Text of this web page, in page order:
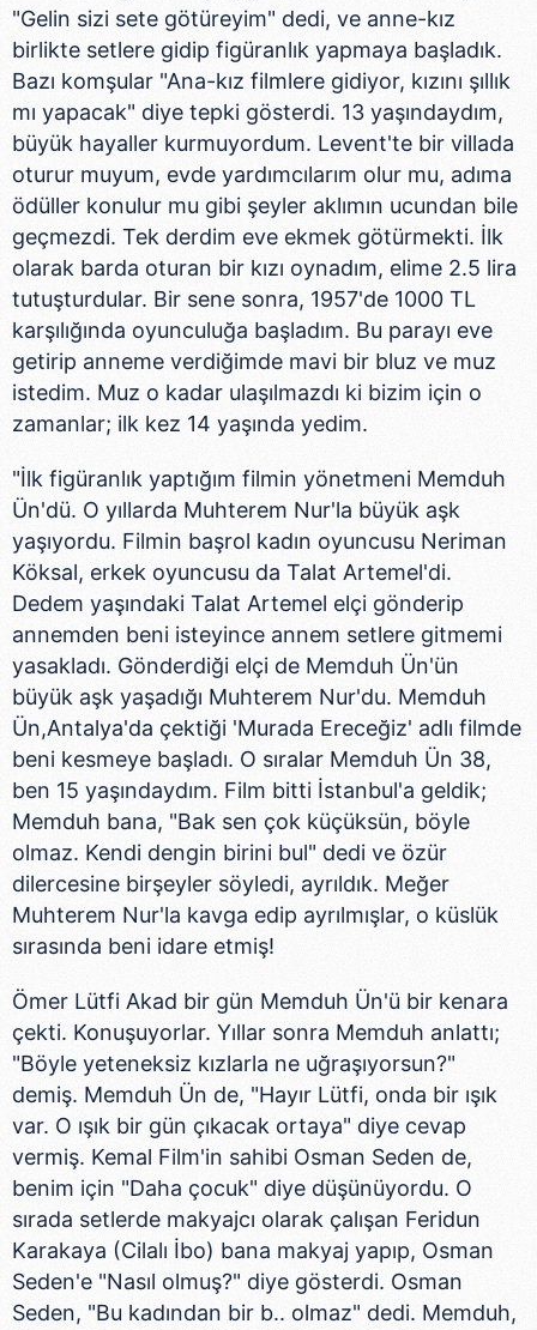
"Gelin sizi sete götüreyim" dedi, ve anne-kız
birlikte setlere gidip figüranlık yapmaya başladık.
Bazı komşular "Ana-kız filmlere gidiyor, kızını şıllık
mı yapacak" diye tepki gösterdi. 13 yaşındaydım,
büyük hayaller kurmuyordum. Levent'te bir villada
oturur muyum, evde yardımcılarım olur mu, adıma
ödüller konulur mu gibi şeyler aklımın ucundan bile
geçmezdi. Tek derdim eve ekmek götürmekti. İlk
olarak barda oturan bir kızı oynadım, elime 2.5 lira
tutuşturdular. Bir sene sonra, 1957'de 1000 TL
karşılığında oyunculuğa başladım. Bu parayı eve
getirip anneme verdiğimde mavi bir bluz ve muz
istedim. Muz o kadar ulaşılmazdı ki bizim için o
zamanlar; ilk kez 14 yaşında yedim.
"İlk figüranlık yaptığım filmin yönetmeni Memduh
Ün'dü. O yıllarda Muhterem Nur'la büyük aşk
yaşıyordu. Filmin başrol kadın oyuncusu Neriman
Köksal, erkek oyuncusu da Talat Artemel'di.
Dedem yaşındaki Talat Artemel elçi gönderip
annemden beni isteyince annem setlere gitmemi
yasakladı. Gönderdiği elçi de Memduh Ün'ün
büyük aşk yaşadığı Muhterem Nur'du. Memduh
Ün,Antalya'da çektiği 'Murada Ereceğiz' adlı filmde
beni kesmeye başladı. O sıralar Memduh Ün 38,
ben 15 yaşındaydım. Film bitti İstanbul'a geldik;
Memduh bana, "Bak sen çok küçüksün, böyle
olmaz. Kendi dengin birini bul" dedi ve özür
dilercesine birşeyler söyledi, ayrıldık. Meğer
Muhterem Nur'la kavga edip ayrılmışlar, o küslük
sırasında beni idare etmiş!
Ömer Lütfi Akad bir gün Memduh Ün'ü bir kenara
çekti. Konuşuyorlar. Yıllar sonra Memduh anlattı;
"Böyle yeteneksiz kızlarla ne uğraşıyorsun?"
demiş. Memduh Ün de, "Hayır Lütfi, onda bir ışık
var. O ışık bir gün çıkacak ortaya" diye cevap
vermiş. Kemal Film'in sahibi Osman Seden de,
benim için "Daha çocuk" diye düşünüyordu. O
sırada setlerde makyajcı olarak çalışan Feridun
Karakaya (Cilalı İbo) bana makyaj yapıp, Osman
Seden'e "Nasıl olmuş?" diye gösterdi. Osman
Seden, "Bu kadından bir b.. olmaz" dedi. Memduh,